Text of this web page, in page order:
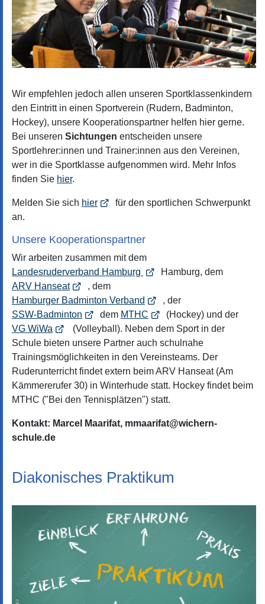
Wir empfehlen jedoch allen unseren Sportklassenkindern
den Eintritt in einen Sportverein (Rudern, Badminton,
Hockey), unsere Kooperationspartner helfen hier gerne.
Bei unseren Sichtungen entscheiden unsere
Sportlehrer:innen und Trainer:innen aus den Vereinen,
wer in die Sportklasse aufgenommen wird. Mehr Infos
finden Sie hier.
Melden Sie sich hier
für den sportlichen Schwerpunkt
an.
Unsere Kooperationspartner
Wir arbeiten zusammen mit dem
Landesruderverband Hamburg
Hamburg, dem
ARV Hanseat
, dem
Hamburger Badminton Verband
, der
SSW-Badminton
dem MTHC
(Hockey) und der
VG WiWa
(Volleyball). Neben dem Sport in der
Schule bieten unsere Partner auch schulnahe
Trainingsmöglichkeiten in den Vereinsteams. Der
Ruderunterricht findet extern beim ARV Hanseat (Am
Kämmererufer 30) in Winterhude statt. Hockey findet beim
MTHC ("Bei den Tennisplätzen") statt.
Kontakt: Marcel Maarifat, mmaarifat@wichern-
schule.de
Diakonisches Praktikum